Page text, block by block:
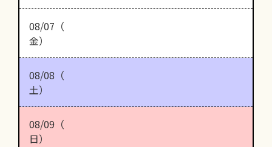
08/07（
金）
08/08（
土）
08/09（
日）